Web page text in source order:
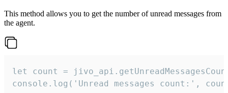
This method allows you to get the number of unread messages from
the agent.
let count =
console.log('Unread messages count:',